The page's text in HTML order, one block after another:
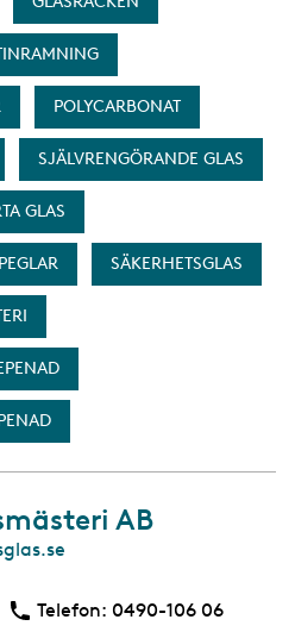
POLYCARBONAT
SJÄLVRENGÖRANDE GLAS
GLAS
SÄKERHETSGLAS
AB
Telefon: Telefon
0490-106 06